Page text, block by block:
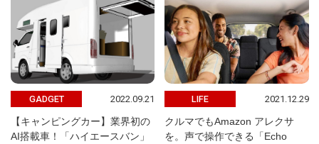
GADGET 2022.09.21
【キャンピングカー】業界初の
AI搭載車！「ハイエースバン」
LIFE 2021.12.29
クルマでもAmazon アレクサ
を。声で操作できる「Echo